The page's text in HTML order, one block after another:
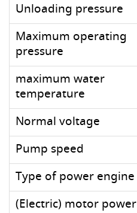
Unloading pressure
Maximum operating
pressure
maximum water
temperature
Normal voltage
Pump speed
Type of power engine
(Electric) motor power